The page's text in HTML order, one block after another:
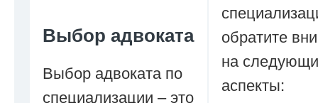
Выбор адвоката
Выбор адвоката по
специализации – это
обратите
на
аспекты: